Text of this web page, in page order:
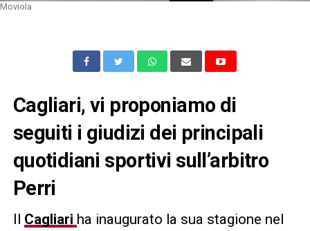
Moviola
Cagliari, vi proponiamo di
seguiti i giudizi dei principali
quotidiani sportivi sull’arbitro
Perri
Il Cagliari ha inaugurato la sua stagione nel